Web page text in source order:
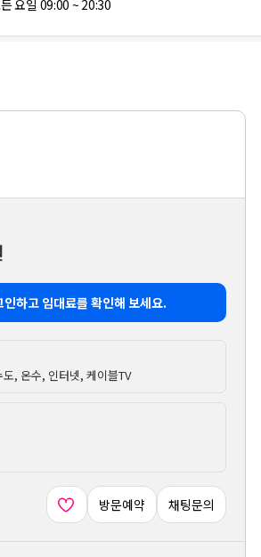
요일 09:00 ~ 20:30
인하고 임대료를 확인해 보세요.
, 온수, 인터넷, 케이블TV
방문예약 채팅문의